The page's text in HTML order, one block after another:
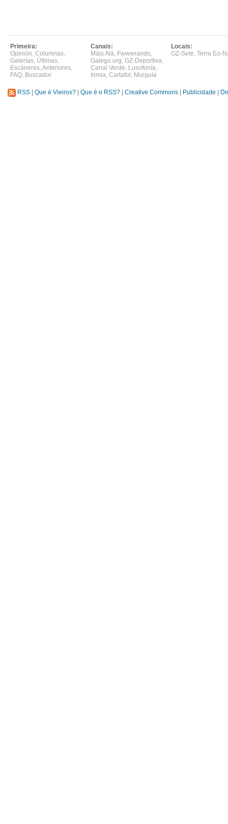
Primeira:
Opinión, Columnas,
Galerías, Últimas,
Escáneres,Anteriores,
FAQ, Buscador
Canais:
Máis Alá, Fwwwrando,
Galego.org, GZ-Deportiva,
Canal Verde, Lusofonía,
Irimia, Cartafol , Murguía
Locais:
GZ-Sete, Terra Eo-
RSS Que é Vieiros? Que é o RSS? Creative Commons Publicidade